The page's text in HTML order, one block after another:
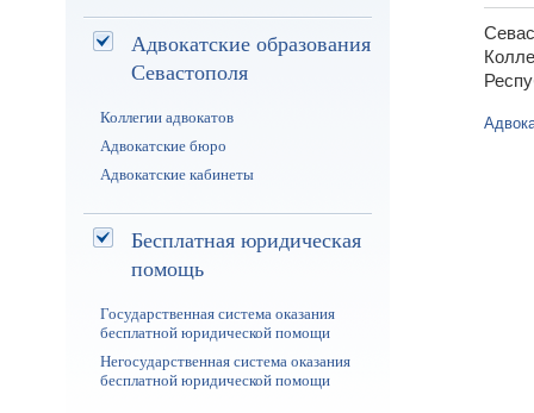
Адвокатские образования
Севастополя
Коллегии адвокатов
Адвокатские бюро
Адвокатские кабинеты
Бесплатная юридическая
помощь
Государственная система оказания
бесплатной юридической помощи
Негосударственная система оказания
бесплатной юридической помощи